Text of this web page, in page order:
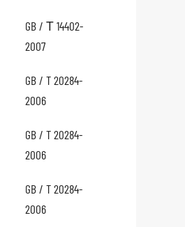
GB / Τ 14402-
2007
GB / T 20284-
2006
GB / T 20284-
2006
GB / T 20284-
2006